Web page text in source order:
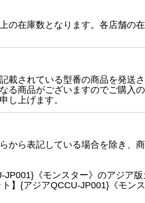
の在庫数となります。各店舗の
載されている型番の商品を発送
る商品がございますのでご購入
し上げます。
から表記している場合を除き、
《モンスター》のアジア
{アジアQCCU-JP001}《モンス